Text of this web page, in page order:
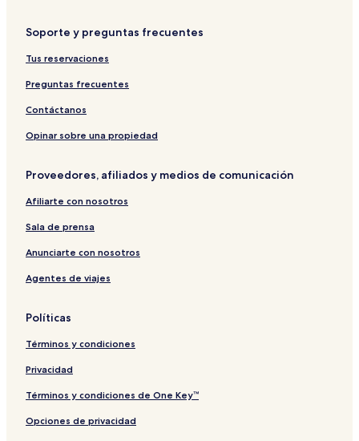
O
L
I
N
B
s
k
u
p
J
ó
P
o
d
l
s
Soporte y preguntas frecuentes
Tus reservaciones
Preguntas frecuentes
Contáctanos
Opinar sobre una propiedad
Proveedores, afiliados y medios de comunicación
Afiliarte con nosotros
Sala de prensa
Anunciarte con nosotros
Agentes de viajes
Políticas
Términos y condiciones
Privacidad
Términos y condiciones de One Key™
Opciones de privacidad